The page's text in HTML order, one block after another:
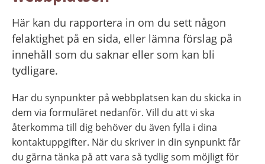
Här kan du rapportera in om du sett någon
felaktighet på en sida, eller lämna förslag på
innehåll som du saknar eller som kan bli
tydligare.
Har du synpunkter på webbplatsen kan du skicka in
dem via formuläret nedanför. Vill du att vi ska
återkomma till dig behöver du även fylla i dina
kontaktuppgifter. När du skriver in din synpunkt får
du gärna tänka på att vara så tydlig som möjligt för